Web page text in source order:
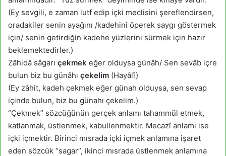
(Ey sevgili, e zaman lutf edip içki meclisini şereflendirsen,
oradakiler senin ayağını /kadehini öperek saygı göstermek
için/ senin getirdiğin kadehe yüzlerini sürmek için hazır
beklemektedirler.)
Zâhidâ sâgarı çekmek eğer olduysa günâh/ Sen sevâb içre
bulun biz bu günâhı çekelim (Hayâlî)
(Ey zâhit, kadeh çekmek eğer günah olduysa, sen sevap
içinde bulun, biz bu günahı çekelim.)
“Çekmek” sözcüğünün gerçek anlamı tahammül etmek,
katlanmak, üstlenmek, kabullenmektir. Mecazî anlamı ise
içki içmektir. Birinci mısrada içki içmek anlamına işaret
eden sözcük “sagar”, ikinci mısrada üstlenmek anlamına